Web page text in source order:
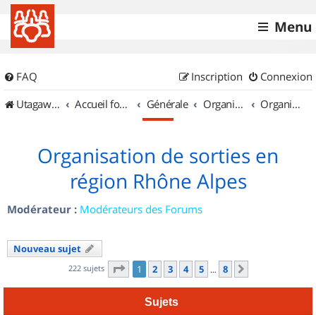
Menu
FAQ Connexion
Inscription
UtagawaVTT (Randos VTT et VTTAE avec traces GPS)
Accueil forum Générale Organisation de sorties & Recherche de partenaires Organisation de sorties en région Rhône Alpes
Organisation de sorties en
région Rhône Alpes
Modérateur : Modérateurs des Forums
Nouveau sujet
222 sujets Page 1sur
1 2 3 4 5 … 8
Sujets